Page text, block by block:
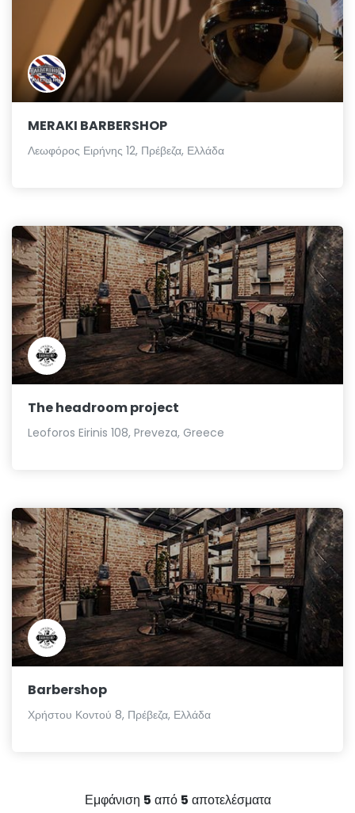
MERAKI BARBERSHOP
Λεωφόρος Ειρήνης 12, Πρέβεζα, Ελλάδα
The headroom project
Leoforos Eirinis 108, Preveza, Greece
Barbershop
Χρήστου Κοντού 8, Πρέβεζα, Ελλάδα
Εμφάνιση 5 από 5 αποτελέσματα